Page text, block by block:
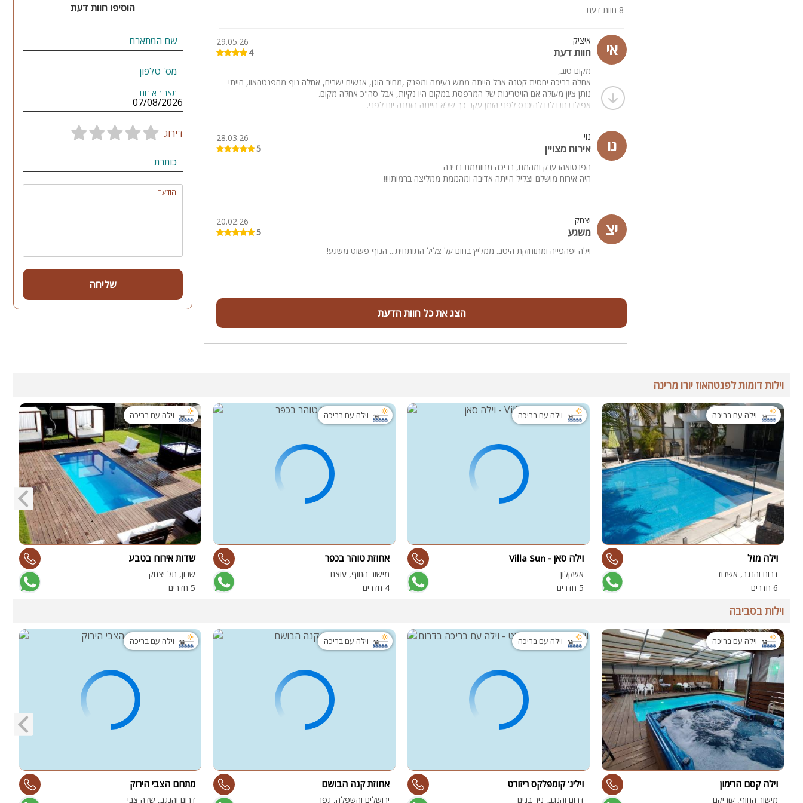
8 חוות דעת
אי איציק
חוות דעת
29.05.26
4
מקום טוב,
אחלה בריכה יחסית קטנה אבל הייתה ממש נעימה ומפנק ,מחיר הוגן, אנשים ישרים, אחלה נוף מהפנטהאוז, הייתי
נותן ציון מעולה אם הויטרינות של המרפסת במקום היו נקיות, אבל סה"כ אחלה מקום.
אפילו נתנו לנו להיכנס לפני הזמן עקב כך שלא הייתה הזמנה יום לפני.
נו נוי
אירוח מצויין
28.03.26
5
הפנטואהז ענק ומהמם, בריכה מחוממת נדירה
היה אירוח מושלם וצליל הייתה אדיבה ומהממת ממליצה ברמות!!!!
יצ יצחק
משגע
20.02.26
5
וילה יפהפייה ומתוחזקת היטב. ממליץ בחום על צליל התותחית... הנוף פשוט משגע!
הצג את כל חוות הדעת
הוסיפו חוות דעת
שם המתארח
מס' טלפון
תאריך אירוח
דירוג
כותרת
הודעה
שליחה
וילות דומות לפנטהאוז יורו מרינה
וילה עם בריכה
וילה מזל
דרום והנגב, אשדוד
6 חדרים
וילה עם בריכה
וילה סאן - Villa Sun
אשקלון
5 חדרים
וילה עם בריכה
אחוזת טוהר בכפר
מישור החוף, עוצם
4 חדרים
וילה עם בריכה
שדות אירוח בטבע
שרון, תל יצחק
5 חדרים
וילות בסביבה
וילה עם בריכה
וילה קסם הרימון
מישור החוף, עזריקם
וילה עם בריכה
ויליג' קומפלקס ריזורט
דרום והנגב, ניר בנים
וילה עם בריכה
אחוזת קנה הבושם
ירושלים והשפלה, גפן
וילה עם בריכה
מתחם הצבי הירוק
דרום והנגב, שדה צבי